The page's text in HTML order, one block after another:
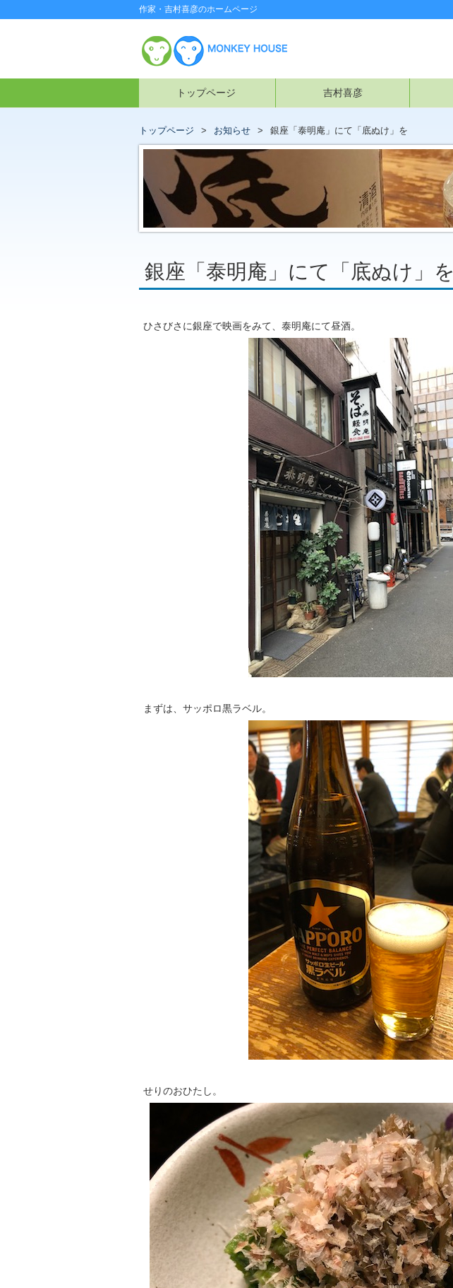
作家・吉村喜彦のホームページ
トップページ 吉村喜彦
トップページ お知らせ 銀座「泰明庵」にて「底ぬけ」を
銀座「泰明庵」にて「底ぬけ」を
ひさびさに銀座で映画をみて、泰明庵にて昼酒。
まずは、サッポロ黒ラベル。
せりのおひたし。